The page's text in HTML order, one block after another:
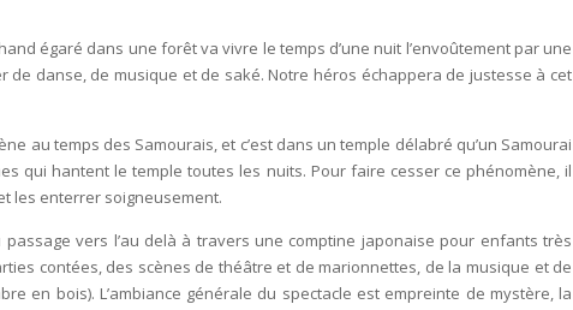
égaré dans une forêt va vivre le temps d’une nuit l’envoûtement par une
de danse, de musique et de saké. Notre héros échappera de justesse à cet
au temps des Samourais, et c’est dans un temple délabré qu’un Samourai
qui hantent le temple toutes les nuits. Pour faire cesser ce phénomène, il
les enterrer soigneusement.
vers l’au delà à travers une comptine japonaise pour enfants très
contées, des scènes de théâtre et de marionnettes, de la musique et de
en bois). L’ambiance générale du spectacle est empreinte de mystère, la